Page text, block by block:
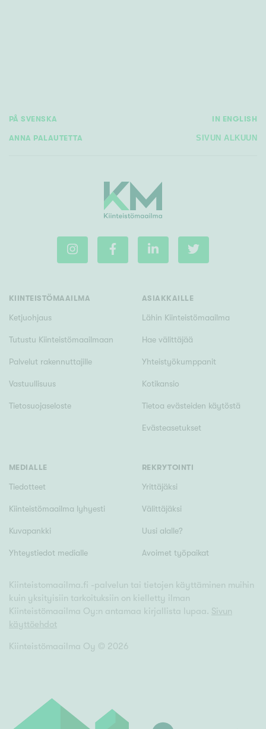
PÅ SVENSKA IN ENGLISH
ANNA PALAUTETTA SIVUN ALKUUN
KIINTEISTÖMAAILMA
Ketjuohjaus
Tutustu Kiinteistömaailmaan
Palvelut rakennuttajille
Vastuullisuus
Tietosuojaseloste
ASIAKKAILLE
Lähin Kiinteistömaailma
Hae välittäjää
Yhteistyökumppanit
Kotikansio
Tietoa evästeiden käytöstä
Evästeasetukset
MEDIALLE
Tiedotteet
Kiinteistömaailma lyhyesti
Kuvapankki
Yhteystiedot medialle
REKRYTOINTI
Yrittäjäksi
Välittäjäksi
Uusi alalle?
Avoimet työpaikat
Kiinteistomaailma.fi -palvelun tai tietojen käyttäminen muihin
kuin yksityisiin tarkoituksiin on kielletty ilman
Kiinteistömaailma Oy:n antamaa kirjallista lupaa. Sivun
käyttöehdot
Kiinteistömaailma Oy © 2026